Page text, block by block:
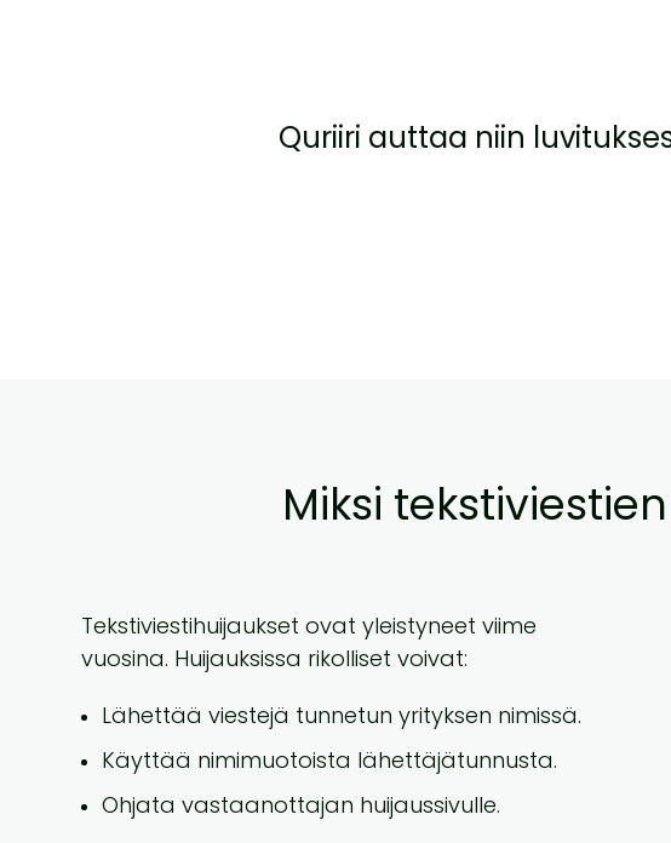
Quriiri auttaa niin
Miksi
Tekstiviestihuijaukset ovat yleistyneet viime
vuosina. Huijauksissa rikolliset voivat:
Lähettää viestejä tunnetun yrityksen nimissä.
Käyttää nimimuotoista lähettäjätunnusta.
Ohjata vastaanottajan huijaussivulle.